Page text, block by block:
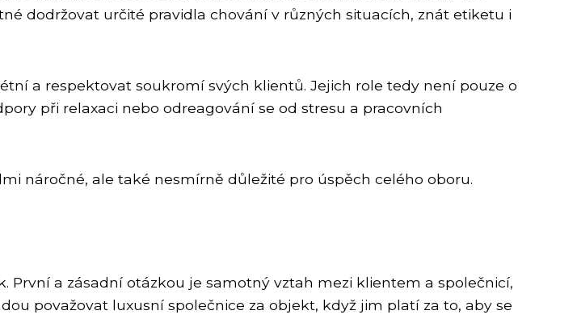
dodržovat určité pravidla chování v různých situacích, znát etiketu i
a respektovat soukromí svých klientů. Jejich role tedy není pouze o
při relaxaci nebo odreagování se od stresu a pracovních
náročné, ale také nesmírně důležité pro úspěch celého oboru.
První a zásadní otázkou je samotný vztah mezi klientem a společnicí,
považovat luxusní společnice za objekt, když jim platí za to, aby se